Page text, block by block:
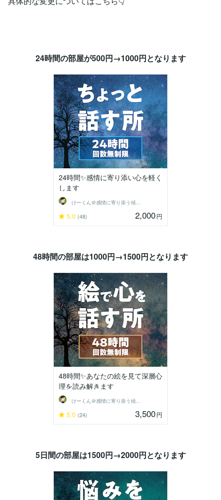
24時間の部屋が500円→1000円となります
24時間✨感情に寄り添い心を軽く
します
けーくん＠感情に寄り添う傾聴人「K」
5.0 (48) 2,000円
48時間の部屋は1000円→1500円となります
48時間✨あなたの絵を見て深層心
理を読み解きます
けーくん＠感情に寄り添う傾聴人「K」
5.0 (24) 3,500円
5日間の部屋は1500円→2000円となります